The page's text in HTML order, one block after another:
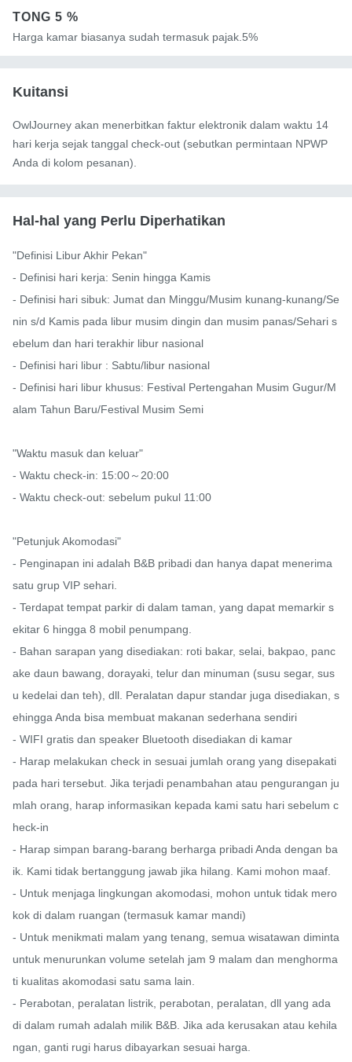
TONG 5 %
Harga kamar biasanya sudah termasuk pajak.5%
Kuitansi
OwlJourney akan menerbitkan faktur elektronik dalam waktu 14
hari kerja sejak tanggal check-out (sebutkan permintaan NPWP
Anda di kolom pesanan).
Hal-hal yang Perlu Diperhatikan
"Definisi Libur Akhir Pekan"
- Definisi hari kerja: Senin hingga Kamis
- Definisi hari sibuk: Jumat dan Minggu/Musim kunang-kunang/Se
nin s/d Kamis pada libur musim dingin dan musim panas/Sehari s
ebelum dan hari terakhir libur nasional
- Definisi hari libur : Sabtu/libur nasional
- Definisi hari libur khusus: Festival Pertengahan Musim Gugur/M
alam Tahun Baru/Festival Musim Semi
"Waktu masuk dan keluar"
- Waktu check-in: 15:00～20:00
- Waktu check-out: sebelum pukul 11:00
"Petunjuk Akomodasi"
- Penginapan ini adalah B&B pribadi dan hanya dapat menerima
satu grup VIP sehari.
- Terdapat tempat parkir di dalam taman, yang dapat memarkir s
ekitar 6 hingga 8 mobil penumpang.
- Bahan sarapan yang disediakan: roti bakar, selai, bakpao, panc
ake daun bawang, dorayaki, telur dan minuman (susu segar, sus
u kedelai dan teh), dll. Peralatan dapur standar juga disediakan, s
ehingga Anda bisa membuat makanan sederhana sendiri
- WIFI gratis dan speaker Bluetooth disediakan di kamar
- Harap melakukan check in sesuai jumlah orang yang disepakati
pada hari tersebut. Jika terjadi penambahan atau pengurangan ju
mlah orang, harap informasikan kepada kami satu hari sebelum c
heck-in
- Harap simpan barang-barang berharga pribadi Anda dengan ba
ik. Kami tidak bertanggung jawab jika hilang. Kami mohon maaf.
- Untuk menjaga lingkungan akomodasi, mohon untuk tidak mero
kok di dalam ruangan (termasuk kamar mandi)
- Untuk menikmati malam yang tenang, semua wisatawan diminta
untuk menurunkan volume setelah jam 9 malam dan menghorma
ti kualitas akomodasi satu sama lain.
- Perabotan, peralatan listrik, perabotan, peralatan, dll yang ada
di dalam rumah adalah milik B&B. Jika ada kerusakan atau kehila
ngan, ganti rugi harus dibayarkan sesuai harga.